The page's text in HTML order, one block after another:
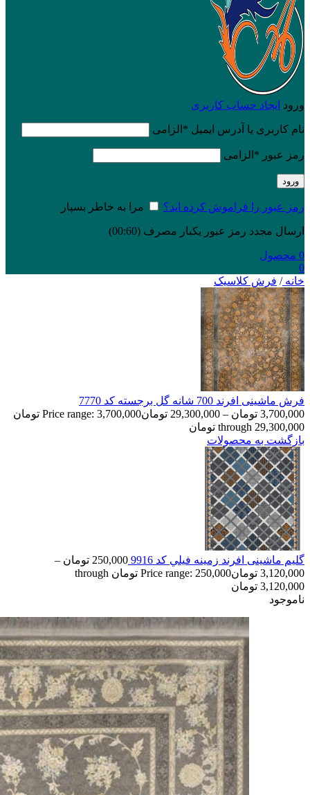
ورود ایجاد حساب کاربری
نام کاربری یا آدرس ایمیل * الزامی
رمز عبور * الزامی
ورود
رمز عبور را فراموش کرده اید؟ مرا به خاطر بسپار
ارسال مجدد رمز عبور یکبار مصرف (00:
60
)
0 محصول
0
خانه/ فرش کلاسیک
فرش ماشینی افرند 700 شانه گل برجسته کد 7770
3,700,000 تومان –
29,300,000 تومان
Price range: 3,700,000 تومان
through 29,300,000 تومان
بازگشت به محصولات
گلیم ماشینی افرند زمینه فيلي كد 9916 250,000 تومان –
3,120,000 تومان
Price range: 250,000 تومان through
3,120,000 تومان
ناموجود